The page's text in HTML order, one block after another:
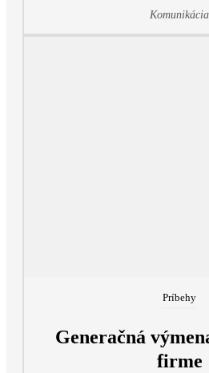
Komunikácia
Príbehy
Generačná
firme